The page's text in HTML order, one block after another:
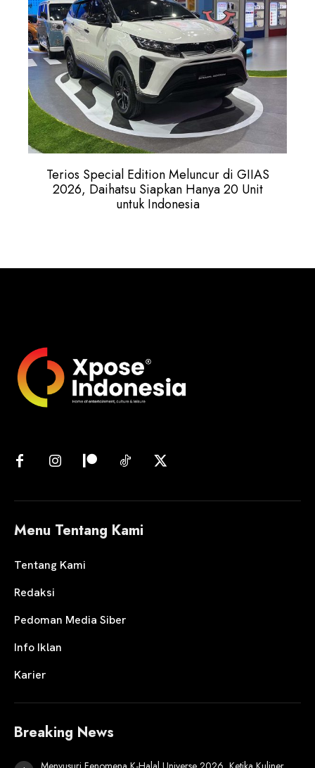
Terios Special Edition Meluncur di GIIAS
2026, Daihatsu Siapkan Hanya 20 Unit
untuk Indonesia
Menu Tentang Kami
Tentang Kami
Redaksi
Pedoman Media Siber
Info Iklan
Karier
Breaking News